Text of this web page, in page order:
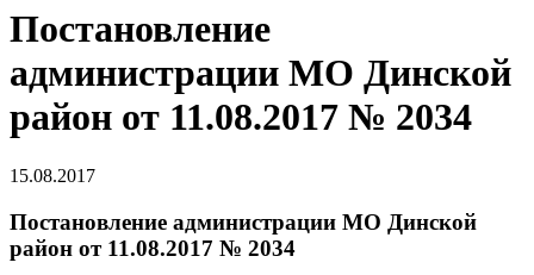
Постановление
администрации МО Динской
район от 11.08.2017 № 2034
15.08.2017
Постановление администрации МО Динской
район от 11.08.2017 № 2034